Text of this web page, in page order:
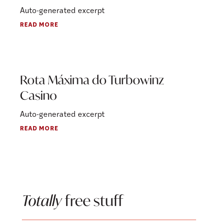
Auto-generated excerpt
READ MORE
Rota Máxima do Turbowinz
Casino
Auto-generated excerpt
READ MORE
Totallyfree stuff